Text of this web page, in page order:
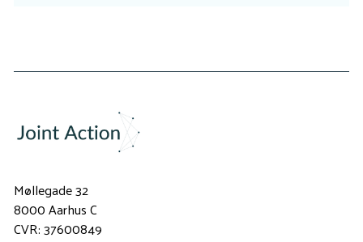
Møllegade 32
8000 Aarhus C
CVR: 37600849